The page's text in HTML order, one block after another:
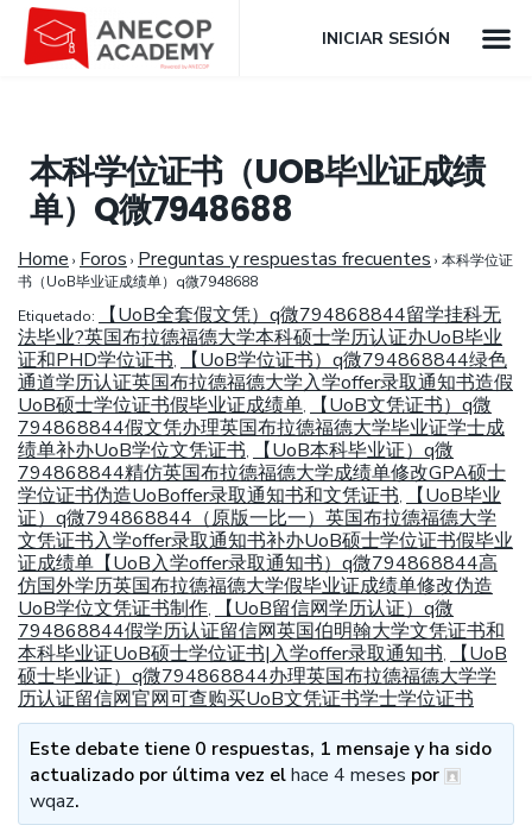
INICIAR SESIÓN
本科学位证书（UOB毕业证成绩
单）Q微7948688
Home › Foros › Preguntas y respuestas frecuentes › 本科学位证
书（UoB毕业证成绩单）q微7948688
Etiquetado:
【UoB全套假文凭）q微794868844留学挂科无
法毕业?英国布拉德福德大学本科硕士学历认证办UoB毕业
证和PHD学位证书,
【UoB学位证书）q微794868844绿色
通道学历认证英国布拉德福德大学入学offer录取通知书造假
UoB硕士学位证书假毕业证成绩单,
【UoB文凭证书）q微
794868844假文凭办理英国布拉德福德大学毕业证学士成
绩单补办UoB学位文凭证书,
【UoB本科毕业证）q微
794868844精仿英国布拉德福德大学成绩单修改GPA硕士
学位证书伪造UoBoffer录取通知书和文凭证书,
【UoB毕业
证）q微794868844（原版一比一）英国布拉德福德大学
文凭证书入学offer录取通知书补办UoB硕士学位证书假毕业
证成绩单【UoB入学offer录取通知书）q微794868844高
仿国外学历英国布拉德福德大学假毕业证成绩单修改伪造
UoB学位文凭证书制作,
【UoB留信网学历认证）q微
794868844假学历认证留信网英国伯明翰大学文凭证书和
本科毕业证UoB硕士学位证书|入学offer录取通知书,
【UoB
硕士毕业证）q微794868844办理英国布拉德福德大学学
历认证留信网官网可查购买UoB文凭证书学士学位证书
Este debate tiene 0 respuestas, 1 mensaje y ha sido
actualizado por última vez elhace 4 meses por
wqaz.